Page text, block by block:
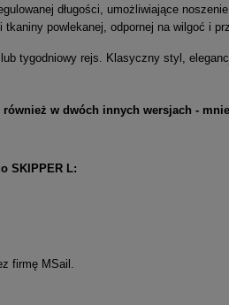
długości, umożliwiające
powlekanej, odpornej na wilgoć i
tygodniowy rejs. Klasyczny styl,
również w dwóch innych wersjach -
SKIPPER L:
firmę MSail.